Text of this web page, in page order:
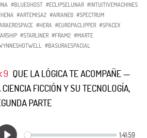
#BLUEGHOST #ECLIPSELUNAR #INTUITIVEMACHINES
#ARTEMISA2 #ARIANE6 #SPECTRUM
#HERA #EUROPACLIPPER #SPACEX
#STARLINER #FRAM2 #MARTE
#BASURAESPACIAL
QUE LA LÓGICA TE ACOMPAÑE —
CIENCIA FICCIÓN Y SU TECNOLOGÍA,
PARTE